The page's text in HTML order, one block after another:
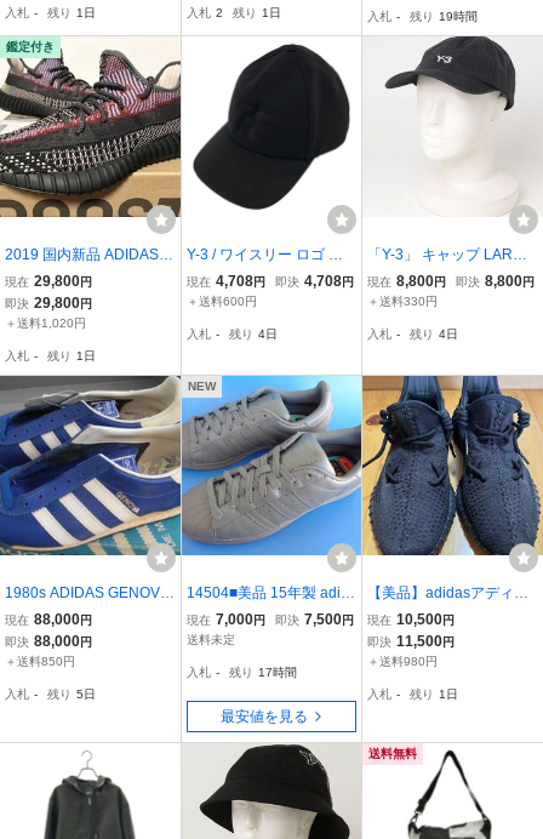
ジュアル 28.5cm アディ
ダス 靴 B10451◆
入札 - 残り 1日
ィック グレーH2-125494
2100000444366 OSK
入札 2 残り 1日
ド ブラック
入札 - 残り 19時間
鑑定付き
2019 国内新品 ADIDAS Y
EEZY BOOST 350 V2 YE
CHEIL KANYE WEST ア
ディダス イージー ブース
ウェスト 25cm 7 FW5190
現在 29,800円
即決 29,800円
＋送料1,020円
入札 - 残り 1日
Y-3 / ワイスリー ロゴ キ
ャップ 帽子 / アジャスタ
ー調整可 / ユニセックス
現在 4,708円 即決 4,708円
＋送料600円
入札 - 残り 4日
「Y-3」 キャップ LARGE
ブラック メンズ
現在 8,800円 即決 8,800円
＋送料330円
入札 - 残り 4日
1980s ADIDAS GENOVA
MADE IN JAPAN VINTAG
E SNEAKER ROM BLUE
COLOR
現在 88,000円
即決 88,000円
＋送料850円
入札 - 残り 5日
NEW
14504■美品 15年製 adid
as SUPERSTAR PHARR
ELL WILLIAMS アディダ
ル ウィリアムス カーキ 2
6.5 S41823
現在 7,000円 即決 7,500円
送料未定
入札 - 残り 17時間
最安値を見る
【美品】adidasアディダ
スYeezy Boost350 V2ブ
ラック10US スニーカー
黒
現在 10,500円
即決 11,500円
＋送料980円
入札 - 残り 1日
送料無料